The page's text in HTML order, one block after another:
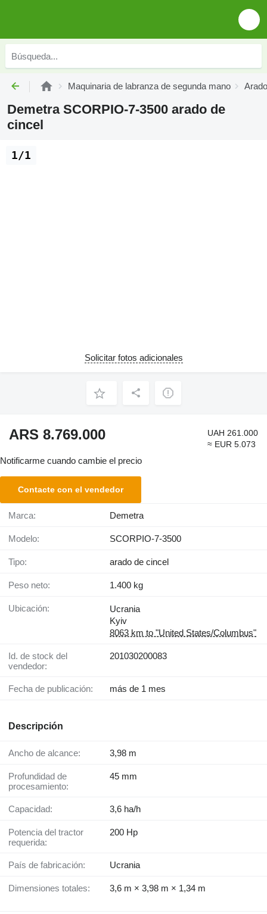
Maquinaria de labranza de segunda mano
Demetra SCORPIO-7-3500 arado de
cincel
1/1
Solicitar fotos adicionales
ARS 8.769.000
UAH 261.000
≈ EUR 5.073
Notificarme cuando cambie el precio
Contacte con el vendedor
Marca: Demetra
Modelo: SCORPIO-7-3500
Tipo: arado de cincel
Peso neto: 1.400 kg
Ubicación:
Ucrania
Kyiv
8063 km to "United States/Columbus"
Id. de stock del
vendedor:
201030200083
Fecha de publicación: más de 1 mes
Descripción
Ancho de alcance: 3,98 m
Profundidad de
procesamiento:
45 mm
Capacidad: 3,6 ha/h
Potencia del tractor
requerida:
200 Hp
País de fabricación: Ucrania
Dimensiones totales: 3,6 m × 3,98 m × 1,34 m